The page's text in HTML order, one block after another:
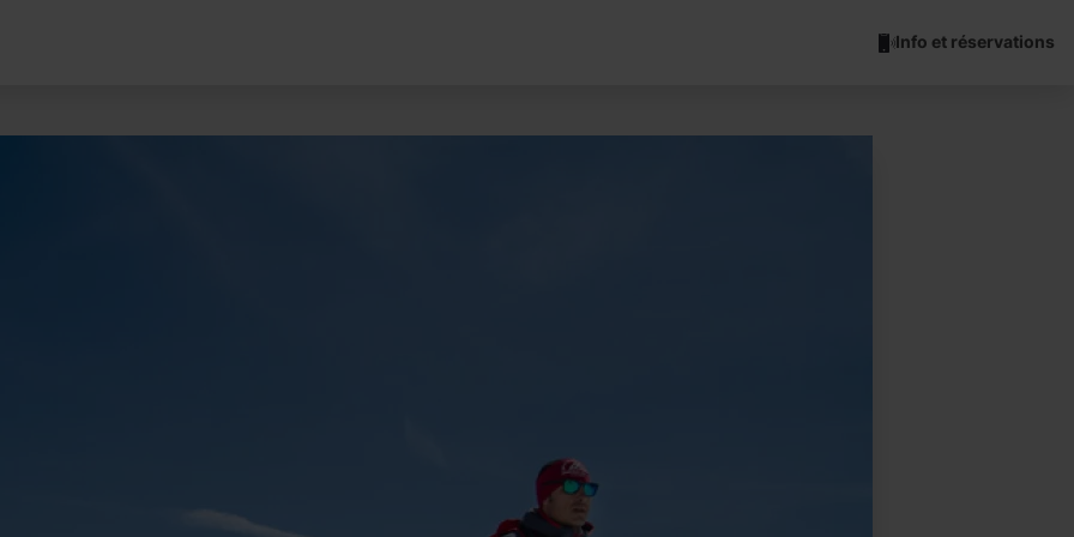
Info et réservations